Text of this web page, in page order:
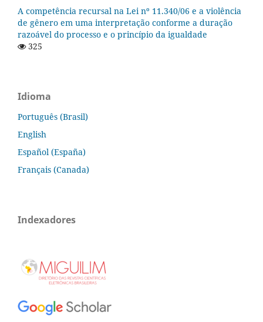
A competência recursal na Lei nº 11.340/06 e a violência
de gênero em uma interpretação conforme a duração
razoável do processo e o princípio da igualdade
325
Idioma
Português (Brasil)
English
Español (España)
Français (Canada)
Indexadores